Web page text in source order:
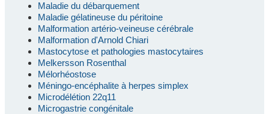
Maladie du débarquement
Maladie gélatineuse du péritoine
Malformation artério-veineuse cérébrale
Malformation d'Arnold Chiari
Mastocytose et pathologies mastocytaires
Melkersson Rosenthal
Mélorhéostose
Méningo-encéphalite à herpes simplex
Microdélétion 22q11
Microgastrie congénitale